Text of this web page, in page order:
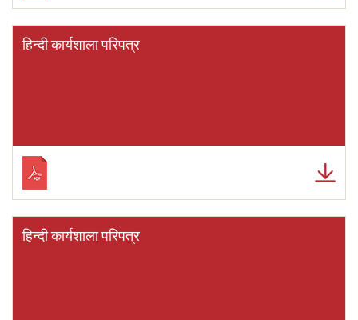
हिन्दी कार्यशाला परिपत्र
हिन्दी कार्यशाला परिपत्र